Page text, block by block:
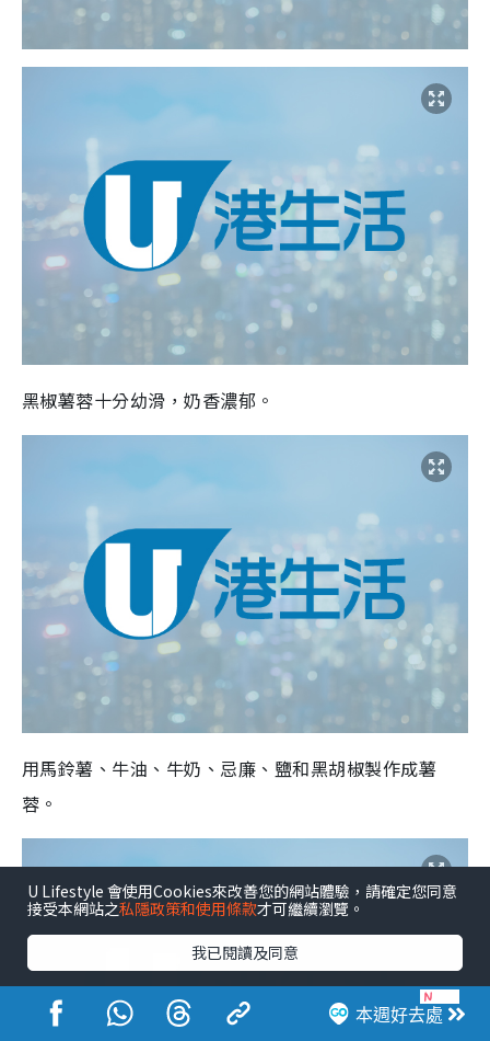
黑椒薯蓉十分幼滑，奶香濃郁。
用馬鈴薯、牛油、牛奶、忌廉、鹽和黑胡椒製作成薯
蓉。
本週好去處
U Lifestyle 會使用Cookies來改善您的網站體驗，請確定您同意
接受本網站之私隱政策和使用條款才可繼續瀏覽。
我已閱讀及同意